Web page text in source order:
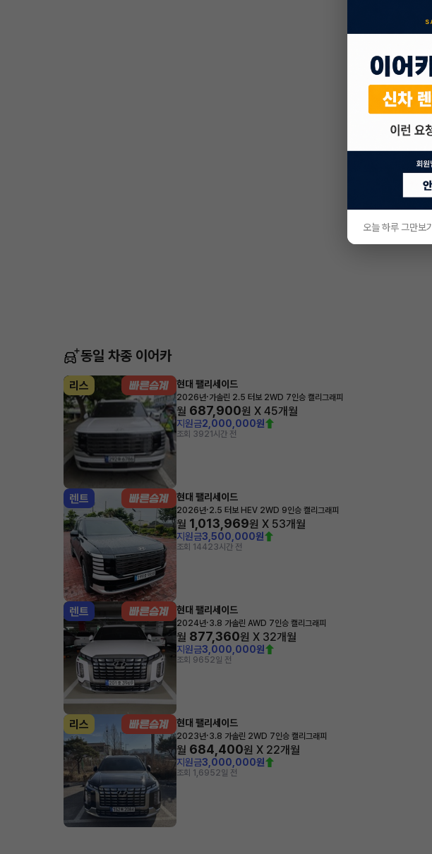
동일 차종 이어카
리스 현대 팰리세이드
2026년·가솔린 2.5 터보 2WD 7인승 캘리그래피
월 687,900원 X 45개월
지원금2,000,000원
조회 3921시간 전
렌트 현대 팰리세이드
2026년·2.5 터보 HEV 2WD 9인승 캘리그래피
월 1,013,969원 X 53개월
지원금3,500,000원
조회 14423시간 전
렌트 현대 팰리세이드
2024년·3.8 가솔린 AWD 7인승 캘리그래피
월 877,360원 X 32개월
지원금3,000,000원
조회 9652일 전
리스 현대 팰리세이드
2023년·3.8 가솔린 2WD 7인승 캘리그래피
월 684,400원 X 22개월
지원금3,000,000원
조회 1,6952일 전
오늘 하루 그만보기